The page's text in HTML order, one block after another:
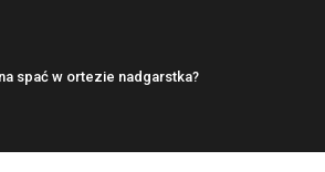
spać w ortezie nadgarstka?